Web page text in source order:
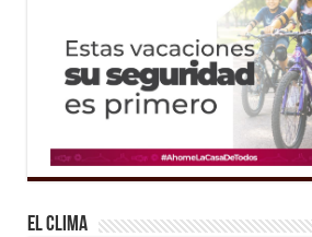
El Clima